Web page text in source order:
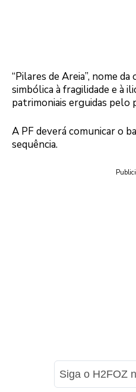
“Pilares de Areia”, nome
simbólica à fragilidade e à
patrimoniais erguidas pelo
A PF deverá comunicar o
sequência.
Siga o H2FOZ